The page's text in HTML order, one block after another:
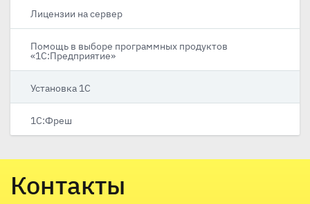
Лицензии на сервер
Помощь в выборе программных продуктов
«1С:Предприятие»
Установка 1С
1С:Фреш
Контакты